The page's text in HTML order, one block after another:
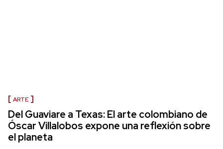
ARTE
Del Guaviare a Texas: El arte colombiano de
Óscar Villalobos expone una reflexión sobre
el planeta